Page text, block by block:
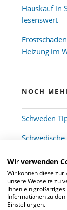
Hauskauf in
lesenswert
Heizung im
NOCH
Schweden
Wir verwenden
Wir können diese
unsere Webseite zu
Ihnen ein
Informationen zu den
Einstellungen.